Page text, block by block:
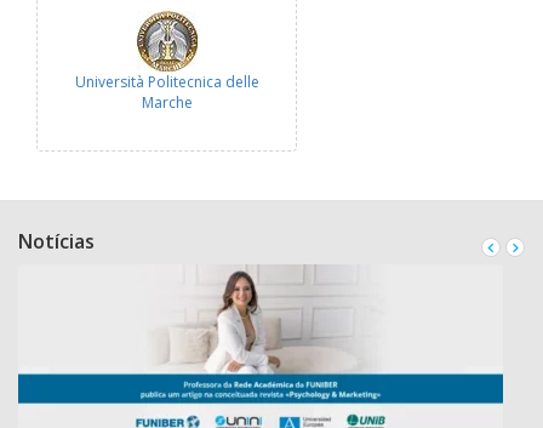
Università Politecnica delle
Marche
Notícias